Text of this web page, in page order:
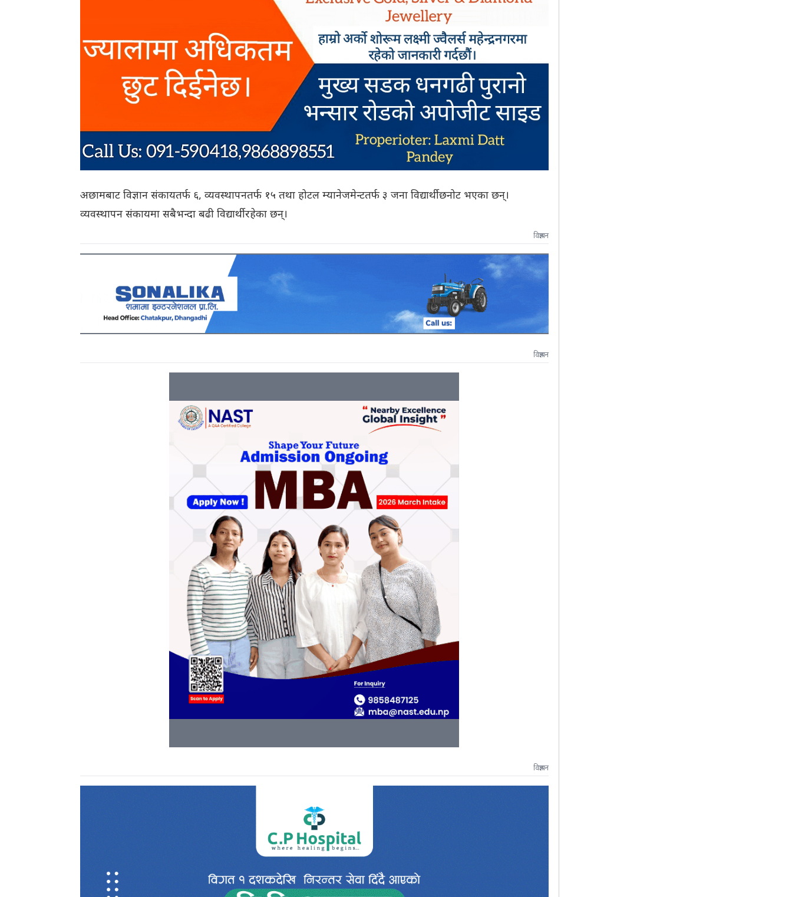
अछामबाट विज्ञान संकायतर्फ ६, व्यवस्थापनतर्फ १५ तथा होटल म्यानेजमेन्टतर्फ ३ जना विद्यार्थी छनोट भएका छन्।
व्यवस्थापन संकायमा सबैभन्दा बढी विद्यार्थी रहेका छन्।
विज्ञापन
विज्ञापन
विज्ञापन